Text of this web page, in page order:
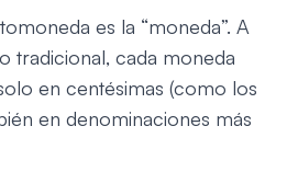
es la “moneda”. A
tradicional, cada moneda
en centésimas (como los
en denominaciones más